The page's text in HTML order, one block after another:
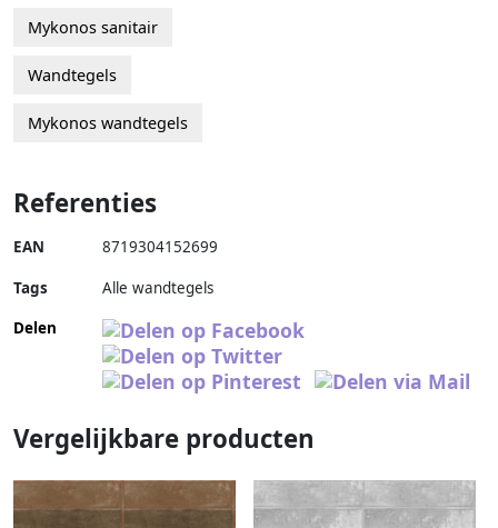
Mykonos sanitair
Wandtegels
Mykonos wandtegels
Referenties
EAN 8719304152699
Tags
Alle wandtegels
Delen
Vergelijkbare producten